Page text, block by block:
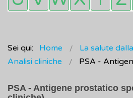
Sei qui: Home La salute
Analisi cliniche
PSA -
PSA - Antigene prostatico